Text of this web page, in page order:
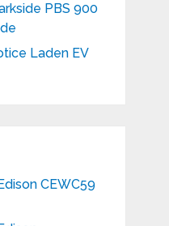
PBS 900
Laden EV
CEWC59